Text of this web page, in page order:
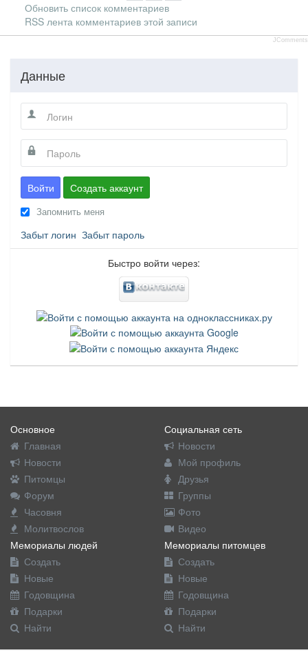
Обновить список комментариев
RSS лента комментариев этой записи
JComments
Данные
Войти Создать аккаунт
Запомнить меня
Забыт логин Забыт пароль
Быстро войти через:
Основное
Главная
Новости
Питомцы
Форум
Часовня
Молитвослов
Социальная сеть
Новости
Мой профиль
Друзья
Группы
Фото
Видео
Мемориалы людей
Создать
Новые
Годовщина
Подарки
Найти
Мемориалы питомцев
Создать
Новые
Годовщина
Подарки
Найти